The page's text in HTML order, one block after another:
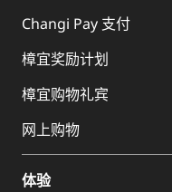
Changi Pay 支付
樟宜奖励计划
樟宜购物礼宾
网上购物
体验